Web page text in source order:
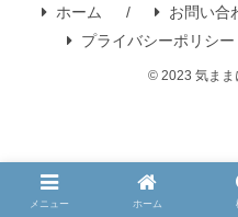
ホーム お問い合
プライバシーポリシー
© 2023 気まま
メニュー ホーム